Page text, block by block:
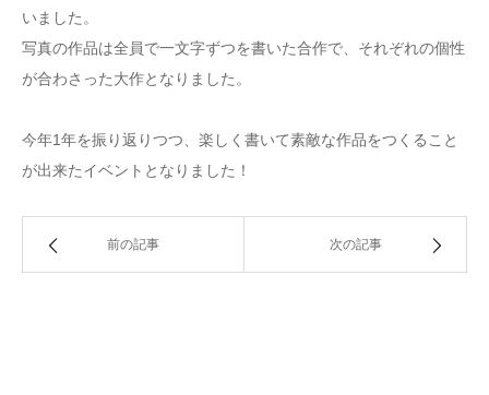
いました。
写真の作品は全員で一文字ずつを書いた合作で、それぞれの個性
が合わさった大作となりました。
今年1年を振り返りつつ、楽しく書いて素敵な作品をつくること
が出来たイベントとなりました！
前の記事 次の記事